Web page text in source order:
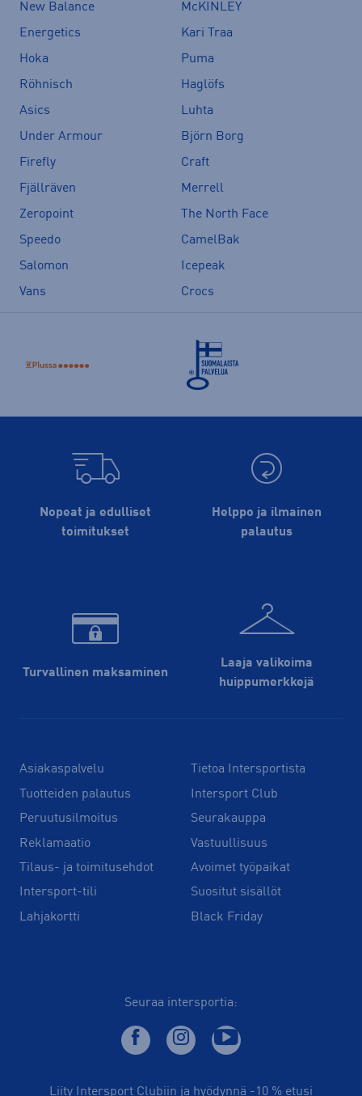
New Balance
McKINLEY
Energetics
Kari Traa
Hoka
Puma
Röhnisch
Haglöfs
Asics
Luhta
Under Armour
Björn Borg
Firefly
Craft
Fjällräven
Merrell
Zeropoint
The North Face
Speedo
CamelBak
Salomon
Icepeak
Vans
Crocs
Nopeat ja edulliset
toimitukset
Helppo ja ilmainen
palautus
Turvallinen maksaminen
Laaja valikoima
huippu­merkkejä
Asiakaspalvelu
Tuotteiden palautus
Peruutusilmoitus
Reklamaatio
Tilaus- ja toimitusehdot
Intersport-tili
Lahjakortti
Tietoa Intersportista
Intersport Club
Seurakauppa
Vastuullisuus
Avoimet työpaikat
Suositut sisällöt
Black Friday
Seuraa intersportia:
Liity Intersport Clubiin ja hyödynnä -10 % etusi